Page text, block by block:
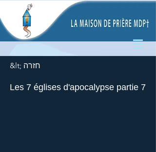
&lt; חזרה
Les 7 églises d'apocalypse partie 7